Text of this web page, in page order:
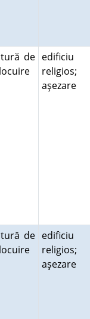
de edificiu
religios;
aşezare
de edificiu
religios;
aşezare